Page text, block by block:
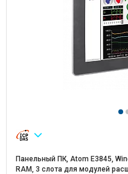
Панельный ПК, Atom E3845,
RAM, 3 слота для модулей